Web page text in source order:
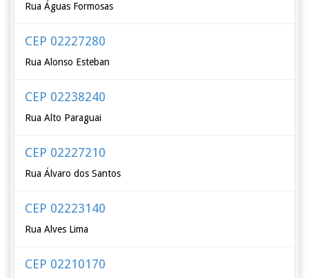
Rua Águas Formosas
CEP 02227280
Rua Alonso Esteban
CEP 02238240
Rua Alto Paraguai
CEP 02227210
Rua Álvaro dos Santos
CEP 02223140
Rua Alves Lima
CEP 02210170